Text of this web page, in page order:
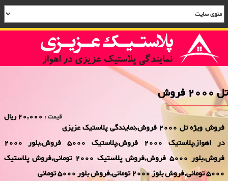
تل 2000 فروش
قیمت : 20,000 ریال
فروش ویژه تل 2000 فروش,نمایندگی پلاستیک عزیزی
در اهواز,پلاستیک 2000 فروش,پلاستیک 5000 فروش,بلور 2000
فروش,بلور 5000 فروش,فروش پلاستیک 2000 تومانی,فروش پلاستیک
5000 تومانی,فروش بلوز 2000 تومانی,فروش بلور 5000 تومانی